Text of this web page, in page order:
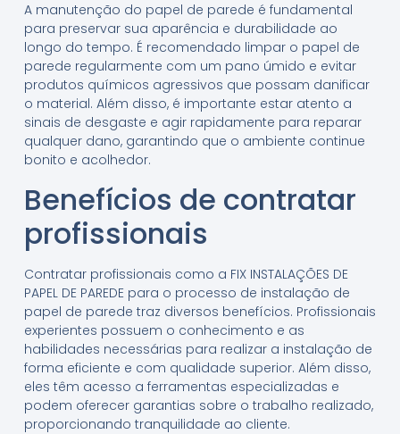
A manutenção do papel de parede é fundamental
para preservar sua aparência e durabilidade ao
longo do tempo. É recomendado limpar o papel de
parede regularmente com um pano úmido e evitar
produtos químicos agressivos que possam danificar
o material. Além disso, é importante estar atento a
sinais de desgaste e agir rapidamente para reparar
qualquer dano, garantindo que o ambiente continue
bonito e acolhedor.
Benefícios de contratar
profissionais
Contratar profissionais como a FIX INSTALAÇÕES DE
PAPEL DE PAREDE para o processo de instalação de
papel de parede traz diversos benefícios. Profissionais
experientes possuem o conhecimento e as
habilidades necessárias para realizar a instalação de
forma eficiente e com qualidade superior. Além disso,
eles têm acesso a ferramentas especializadas e
podem oferecer garantias sobre o trabalho realizado,
proporcionando tranquilidade ao cliente.